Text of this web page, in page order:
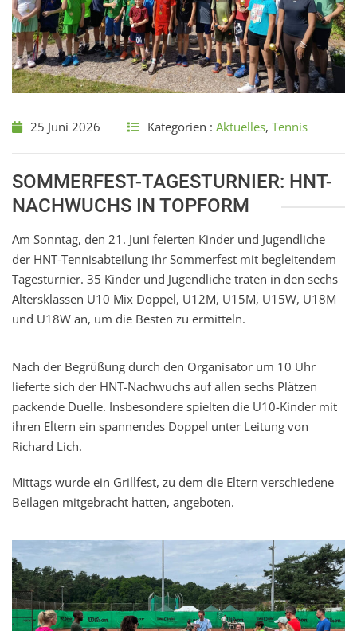
25 Juni 2026 Kategorien : Aktuelles, Tennis
SOMMERFEST-TAGESTURNIER: HNT-
NACHWUCHS IN TOPFORM
Am Sonntag, den 21. Juni feierten Kinder und Jugendliche
der HNT-Tennisabteilung ihr Sommerfest mit begleitendem
Tagesturnier. 35 Kinder und Jugendliche traten in den sechs
Altersklassen U10 Mix Doppel, U12M, U15M, U15W, U18M
und U18W an, um die Besten zu ermitteln.
Nach der Begrüßung durch den Organisator um 10 Uhr
lieferte sich der HNT-Nachwuchs auf allen sechs Plätzen
packende Duelle. Insbesondere spielten die U10-Kinder mit
ihren Eltern ein spannendes Doppel unter Leitung von
Richard Lich.
Mittags wurde ein Grillfest, zu dem die Eltern verschiedene
Beilagen mitgebracht hatten, angeboten.